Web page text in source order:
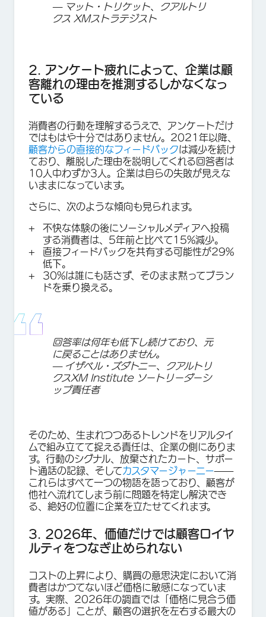
— マット・トリケット、クアルトリ
クス XMストラテジスト
2. アンケート疲れによって、企業は顧
客離れの理由を推測するしかなくなっ
ている
消費者の行動を理解するうえで、アンケートだけ
ではもはや十分ではありません。2021年以降、
顧客からの直接的なフィードバックは減少を続け
ており、離脱した理由を説明してくれる回答者は
10人中わずか3人。企業は自らの失敗が見えな
いままになっています。
さらに、次のような傾向も見られます。
不快な体験の後にソーシャルメディアへ投稿
する消費者は、5年前と比べて15%減少。
直接フィードバックを共有する可能性が29%
低下。
30%は誰にも話さず、そのまま黙ってブラン
ドを乗り換える。
回答率は何年も低下し続けており、元
に戻ることはありません。
— イザベル・ズダトニー、クアルトリ
クスXM Institute ソートリーダーシ
ップ責任者
そのため、生まれつつあるトレンドをリアルタイ
ムで組み立てて捉える責任は、企業の側にありま
す。行動のシグナル、放棄されたカート、サポー
ト通話の記録、そしてカスタマージャーニー——
これらはすべて一つの物語を語っており、顧客が
他社へ流れてしまう前に問題を特定し解決でき
る、絶好の位置に企業を立たせてくれます。
3. 2026年、価値だけでは顧客ロイヤ
ルティをつなぎ止められない
コストの上昇により、購買の意思決定において消
費者はかつてないほど価格に敏感になっていま
す。実際、2026年の調査では「価格に見合う価
値がある」ことが、顧客の選択を左右する最大の